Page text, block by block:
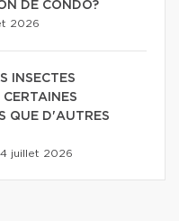
DE CONDO?
2026
INSECTES
QUE D'AUTRES
juillet 2026